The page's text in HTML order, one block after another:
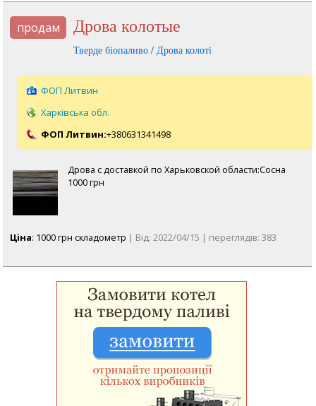
продам Дрова колотые
Тверде біопаливо / Дрова колоті
ФОП Литвин
Харківська обл.
ФОП Литвин:+380631341498
Дрова с доставкой по Харьковской области:Сосна
1000 грн
Ціна: 1000 грн складометр | Від: 2022/04/15 | переглядів: 383